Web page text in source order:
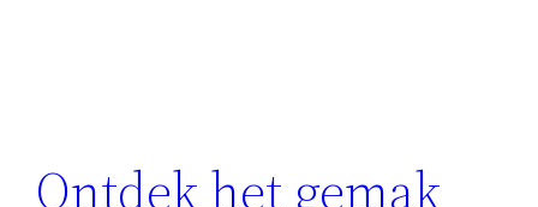
Ontdek het gemak